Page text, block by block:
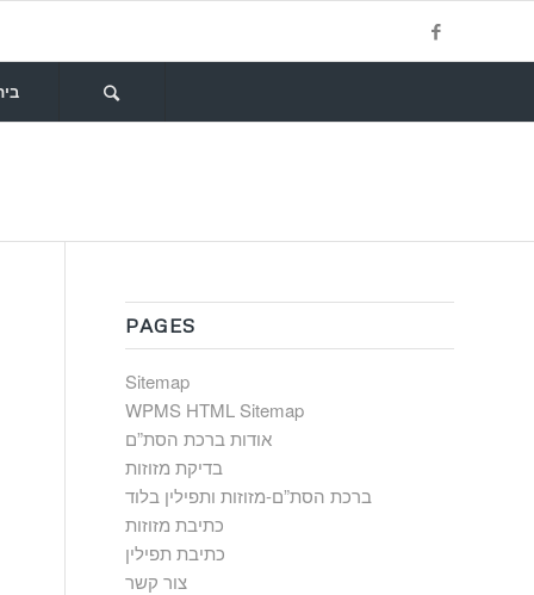
PAGES
Sitemap
WPMS HTML Sitemap
אודות ברכת הסת”ם
בדיקת מזוזות
ברכת הסת”ם-מזוזות ותפילין בלוד
כתיבת מזוזות
כתיבת תפילין
צור קשר